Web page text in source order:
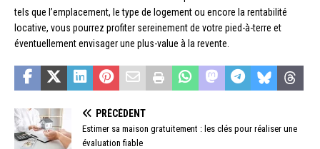
tels que l’emplacement, le type de logement ou encore la rentabilité
locative, vous pourrez profiter sereinement de votre pied-à-terre et
éventuellement envisager une plus-value à la revente.
PRÉCÉDENT
Estimer sa maison gratuitement : les clés pour réaliser une
évaluation fiable